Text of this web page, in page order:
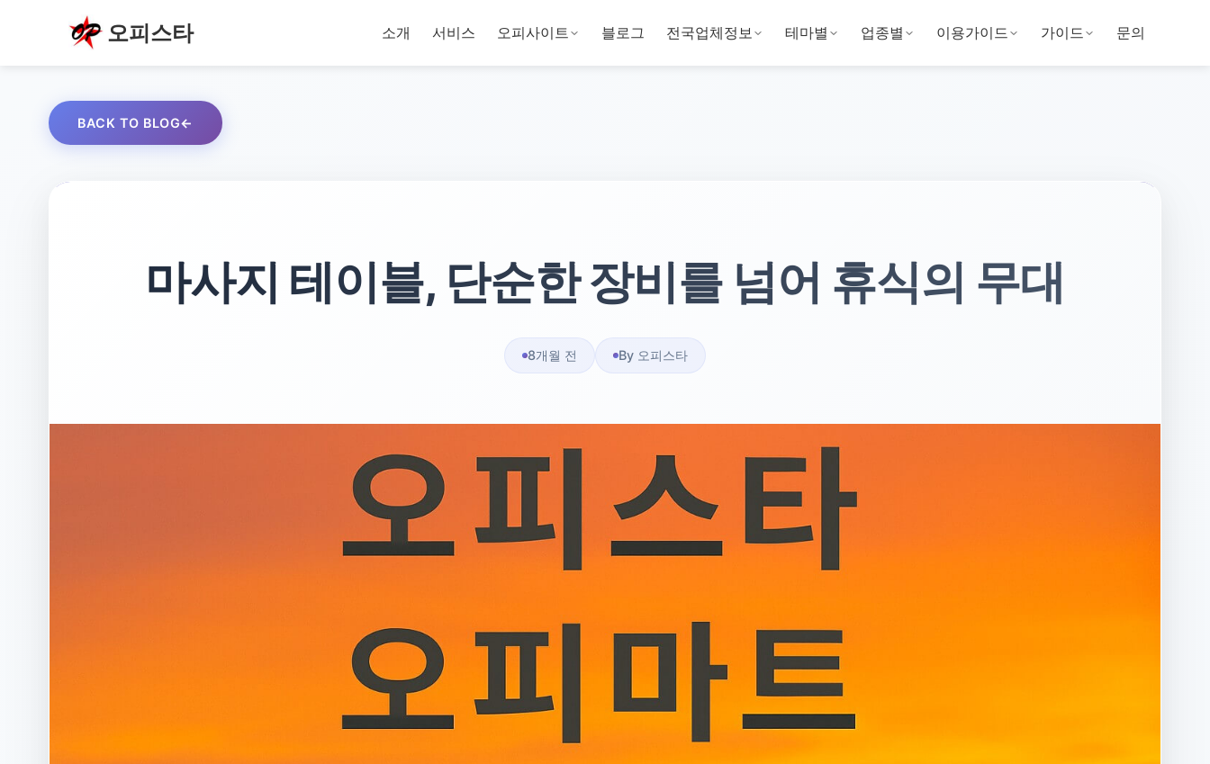
오피스타 소개 서비스 오피사이트 블로그 전국업체정보 테마별 업종별 이용가이드 가이드 문의
BACK TO BLOG
마사지 테이블, 단순한 장비를 넘어 휴식의 무대
8개월 전 By 오피스타